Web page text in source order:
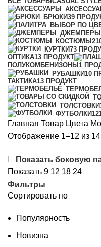
БРЮКИ39
ВЫБОР ПО
ДЖЕМПЕРЫ
КОСТЮМЫ
КУРТКИ73
ОПТИКА13 ПРОДУКТ
ПОЛУКОМБЕНИЗОНЫ 1
РУБАШКИ10
ТАКТИКА13 ПРОДУКТ
ТОЛСТОВКИ
ФУТБОЛКИ
Главная Товар Цвета
Отображение 1–12 из 14
Показать боковую
Показать 9 12 18 24
Фильтры
Сортировать по
Популярность
Новизна